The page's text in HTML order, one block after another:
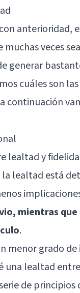
anterioridad,
veces
generar
cuáles son
continuación
lealtad y
la lealtad está
mientras
.
menor grado
una lealtad
de principios